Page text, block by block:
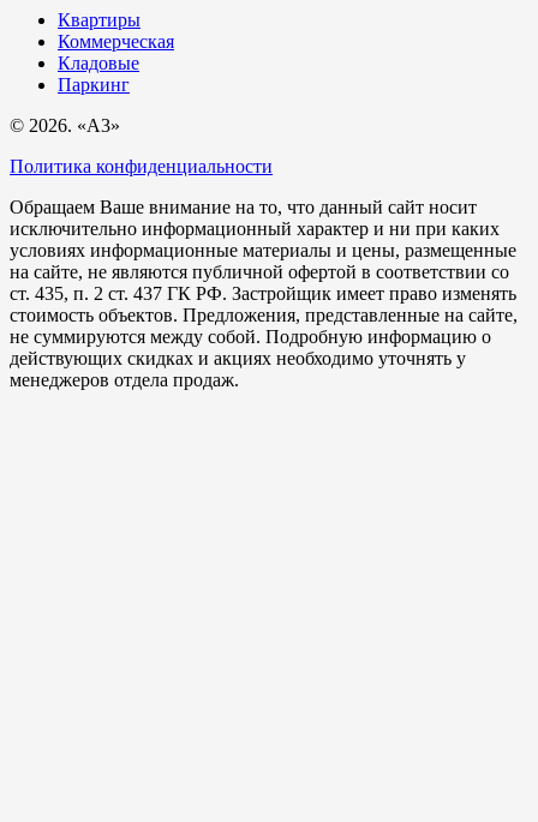
Квартиры
Коммерческая
Кладовые
Паркинг
© 2026. «A3»
Политика конфиденциальности
Обращаем Ваше внимание на то, что данный сайт носит
исключительно информационный характер и ни при каких
условиях информационные материалы и цены, размещенные
на сайте, не являются публичной офертой в соответствии со
ст. 435, п. 2 ст. 437 ГК РФ. Застройщик имеет право изменять
стоимость объектов. Предложения, представленные на сайте,
не суммируются между собой. Подробную информацию о
действующих скидках и акциях необходимо уточнять у
менеджеров отдела продаж.